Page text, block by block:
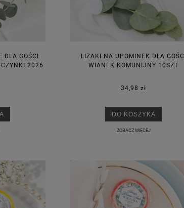
DLA GOŚCI
2026
LIZAKI NA UPOMINEK DLA GOŚCI
WIANEK KOMUNIJNY 10SZT
34,98 zł
DO KOSZYKA
ZOBACZ WIĘCEJ